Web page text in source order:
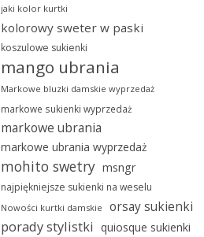
jaki kolor kurtki
kolorowy sweter w paski
koszulowe sukienki
mango ubrania
Markowe bluzki damskie wyprzedaż
markowe sukienki wyprzedaż
markowe ubrania
markowe ubrania wyprzedaż
mohito swetry msngr
najpiękniejsze sukienki na weselu
Nowości kurtki damskie orsay sukienki
porady stylistki quiosque sukienki